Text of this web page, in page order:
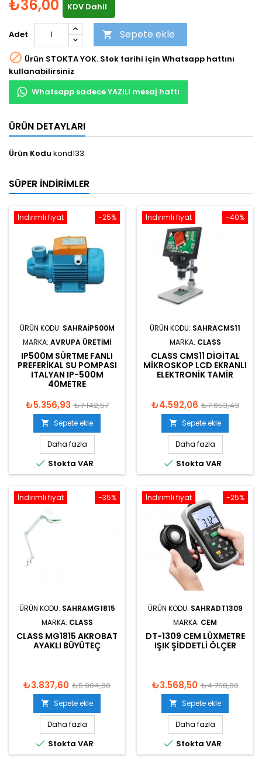
₺36,00 KDV Dahil
Adet  Sepete ekle
 Ürün STOKTA YOK. Stok tarihi için Whatsapp hattını
kullanabilirsiniz
Whatsapp sadece YAZILI mesaj hattı
ÜRÜN DETAYLARI
Ürün Kodu kond133
SÜPER İNDIRIMLER
-25%
İndirimli fiyat
ÜRÜN KODU: SAHRAIP500M
MARKA: AVRUPA ÜRETIMI
IP500M SÜRTME FANLI
PREFERIKAL SU POMPASI
ITALYAN IP-500M
40METRE
₺5.356,93 ₺7.142,57
 Sepete ekle
Daha fazla
 Stokta VAR
-40%
İndirimli fiyat
ÜRÜN KODU: SAHRACMS11
MARKA: CLASS
CLASS CMS11 DIGITAL
MIKROSKOP LCD EKRANLI
ELEKTRONIK TAMIR
₺4.592,06 ₺7.653,43
 Sepete ekle
Daha fazla
 Stokta VAR
-35%
İndirimli fiyat
ÜRÜN KODU: SAHRAMG1815
MARKA: CLASS
CLASS MG1815 AKROBAT
AYAKLI BÜYÜTEÇ
₺3.837,60 ₺5.904,00
 Sepete ekle
Daha fazla
 Stokta VAR
-25%
İndirimli fiyat
ÜRÜN KODU: SAHRADT1309
MARKA: CEM
DT-1309 CEM LÜXMETRE
IŞIK ŞIDDETLI ÖLÇER
₺3.568,50 ₺4.758,00
 Sepete ekle
Daha fazla
 Stokta VAR